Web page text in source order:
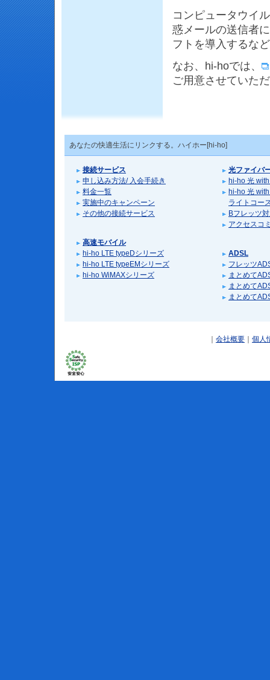
コンピュータウイ
惑メールの送信者
フトを導入するな
なお、hi-hoでは、
ご用意させていた
あなたの快適生活にリンクする。ハイホー[hi-ho]
接続サービス
申し込み方法/ 入会手続き
料金一覧
実施中のキャンペーン
その他の接続サービス
高速モバイル
hi-ho LTE typeDシリーズ
hi-ho LTE typeEMシリーズ
hi-ho WiMAXシリーズ
光ファイバ
hi-ho 光
hi-ho 光
ライトコー
Bフレッツ
アクセスコ
ADSL
フレッツ
まとめて
まとめて
まとめて
会社概要 個人